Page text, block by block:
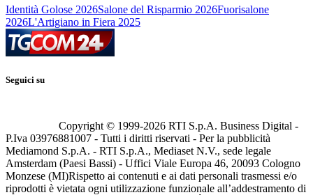
Identità Golose 2026Salone del Risparmio 2026Fuorisalone
2026L'Artigiano in Fiera 2025
Seguici su
Copyright © 1999-2026 RTI S.p.A. Business Digital -
P.Iva 03976881007 - Tutti i diritti riservati - Per la pubblicità
Mediamond S.p.A. - RTI S.p.A., Mediaset N.V., sede legale
Amsterdam (Paesi Bassi) - Uffici Viale Europa 46, 20093 Cologno
Monzese (MI)Rispetto ai contenuti e ai dati personali trasmessi e/o
riprodotti è vietata ogni utilizzazione funzionale all’addestramento di